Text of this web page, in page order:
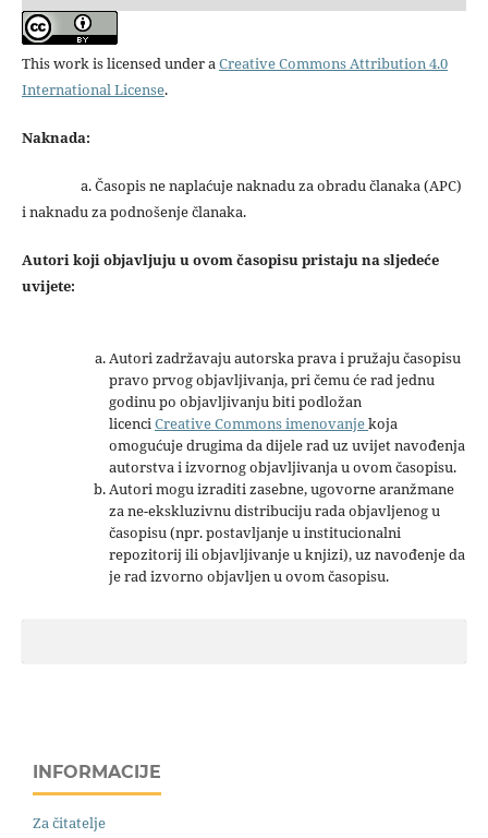
This work is licensed under aCreative Commons Attribution 4.0
International License.
Naknada:
a. Časopis ne naplaćuje naknadu za obradu članaka (APC)
i naknadu za podnošenje članaka.
Autori koji objavljuju u ovom časopisu pristaju na sljedeće
uvijete:
Autori zadržavaju autorska prava i pružaju časopisu
pravo prvog objavljivanja, pri čemu će rad jednu
godinu po objavljivanju biti podložan
licenciCreative Commons imenovanjekoja
omogućuje drugima da dijele rad uz uvijet navođenja
autorstva i izvornog objavljivanja u ovom časopisu.
Autori mogu izraditi zasebne, ugovorne aranžmane
za ne-ekskluzivnu distribuciju rada objavljenog u
časopisu (npr. postavljanje u institucionalni
repozitorij ili objavljivanje u knjizi), uz navođenje da
je rad izvorno objavljen u ovom časopisu.
INFORMACIJE
Za čitatelje